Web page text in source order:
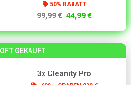
50% RABATT
99,99 € 44,99 €
OFT GEKAUFT
3x Cleanity Pro